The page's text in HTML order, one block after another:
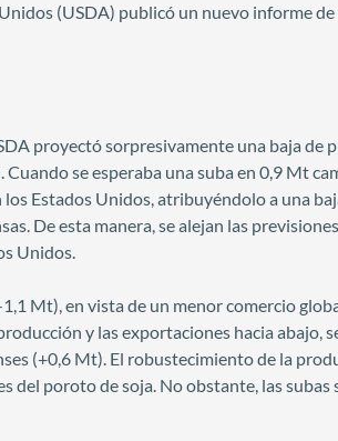
(USDA) publicó un nuevo informe
proyectó sorpresivamente una baja de
se esperaba una suba en 0,9 Mt
Estados Unidos, atribuyéndolo a una
De esta manera, se alejan las
Unidos.
Mt), en vista de un menor comercio
y las exportaciones hacia abajo,
(+0,6 Mt). El robustecimiento de la
del poroto de soja. No obstante, las